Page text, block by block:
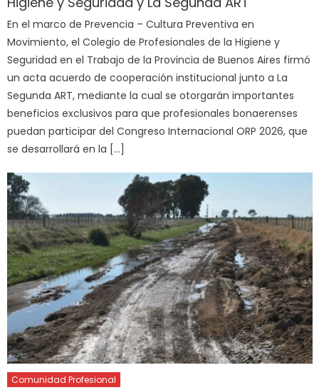
En el marco de Prevencia – Cultura Preventiva en
Movimiento, el Colegio de Profesionales de la Higiene y
Seguridad en el Trabajo de la Provincia de Buenos Aires firmó
un acta acuerdo de cooperación institucional junto a La
Segunda ART, mediante la cual se otorgarán importantes
beneficios exclusivos para que profesionales bonaerenses
puedan participar del Congreso Internacional ORP 2026, que
se desarrollará en la […]
Comunidad Profesional